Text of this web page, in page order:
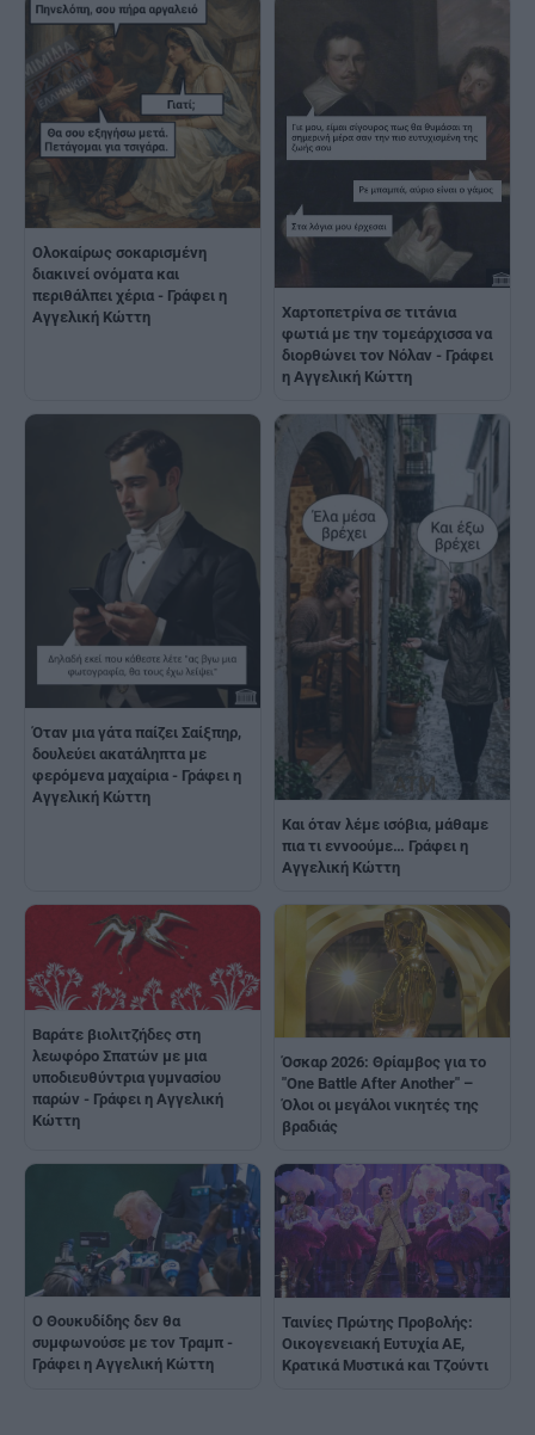
Ολοκαίρως σοκαρισμένη
διακινεί ονόματα και
περιθάλπει χέρια - Γράφει η
Αγγελική Κώττη
Χαρτοπετρίνα σε τιτάνια
φωτιά με την τομεάρχισσα να
διορθώνει τον Νόλαν - Γράφει
η Αγγελική Κώττη
Όταν μια γάτα παίζει Σαίξπηρ,
δουλεύει ακατάληπτα με
φερόμενα μαχαίρια - Γράφει η
Αγγελική Κώττη
Και όταν λέμε ισόβια, μάθαμε
πια τι εννοούμε… Γράφει η
Αγγελική Κώττη
Βαράτε βιολιτζήδες στη
λεωφόρο Σπατών με μια
υποδιευθύντρια γυμνασίου
παρών - Γράφει η Αγγελική
Κώττη
Όσκαρ 2026: Θρίαμβος για το
"One Battle After Another" –
Όλοι οι μεγάλοι νικητές της
βραδιάς
Ο Θουκυδίδης δεν θα
συμφωνούσε με τον Τραμπ -
Γράφει η Αγγελική Κώττη
Ταινίες Πρώτης Προβολής:
Οικογενειακή Ευτυχία ΑΕ,
Κρατικά Μυστικά και Τζούντι